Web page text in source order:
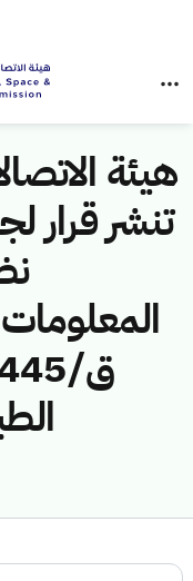
هيئة
تنشر قرار